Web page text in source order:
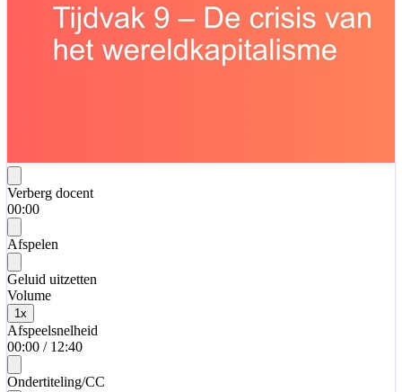
Verberg docent
00:00
Afspelen
Geluid uitzetten
Volume
1 x
Afspeelsnelheid
00:00 / 12:40
Ondertiteling/CC